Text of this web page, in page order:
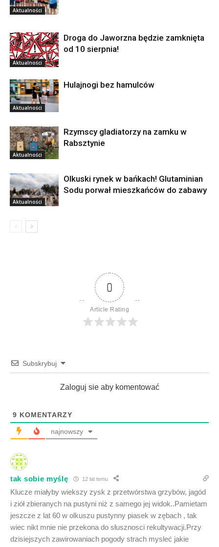
Aktualności
Aktualności
Droga do Jaworzna będzie zamknięta
od 10 sierpnia!
Aktualności
Hulajnogi bez hamulców
Aktualności
Rzymscy gladiatorzy na zamku w
Rabsztynie
Aktualności
Olkuski rynek w bańkach! Glutaminian
Sodu porwał mieszkańców do zabawy
0
Article Rating
Subskrybuj
Zaloguj sie aby komentować
9 KOMENTARZY
najnowszy
tak sobie myślę 12 lat temu
Klucze miałyby wiekszy zysk z przetwórstwa grzybów, jagód
i ziół zbieranych na pustyni niż z samego jej widok..Pamietam
jeszcze z lat 60 w olkuszu pustynny piasek w zębach , tak
wiec nikt mnie nie przekona do słusznosci rekultywacji.Przy
dzisiejszych zawirowaniach pogody strach mysleć jakie